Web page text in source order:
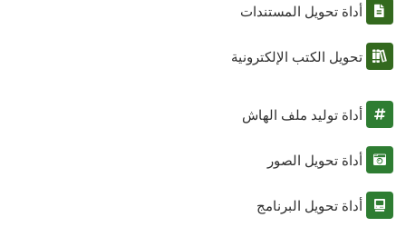
أداة تحويل المستندات
تحويل الكتب الإلكترونية
أداة توليد ملف الهاش
أداة تحويل الصور
أداة تحويل البرنامج